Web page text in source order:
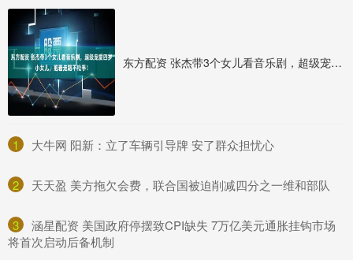
东方配资 张杰带3个女儿看音乐剧，超级宠爱四岁小女儿，抱着走路不松手！
1 ​大牛网 阳新：立了车辆引导牌 安了群众担忧心
2 ​天天盈 美方拖欠会费，联合国被迫削减四分之一维和部队
3
​涵星配资 美国政府停摆致CPI缺失 7万亿美元通胀挂钩市场
将首次启动后备机制